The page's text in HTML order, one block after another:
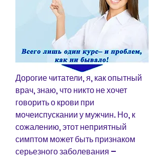
Дорогие читатели, я, как опытный
врач, знаю, что никто не хочет
говорить о крови при
мочеиспускании у мужчин. Но, к
сожалению, этот неприятный
симптом может быть признаком
серьезного заболевания –